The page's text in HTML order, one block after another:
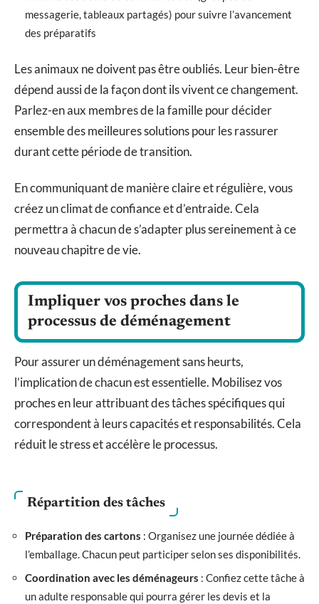
messagerie, tableaux partagés) pour suivre l’avancement
des préparatifs
Les animaux ne doivent pas être oubliés. Leur bien-être
dépend aussi de la façon dont ils vivent ce changement.
Parlez-en aux membres de la famille pour décider
ensemble des meilleures solutions pour les rassurer
durant cette période de transition.
En communiquant de manière claire et régulière, vous
créez un climat de confiance et d’entraide. Cela
permettra à chacun de s’adapter plus sereinement à ce
nouveau chapitre de vie.
Impliquer vos proches dans le
processus de déménagement
Pour assurer un déménagement sans heurts,
l’implication de chacun est essentielle. Mobilisez vos
proches en leur attribuant des tâches spécifiques qui
correspondent à leurs capacités et responsabilités. Cela
réduit le stress et accélère le processus.
Répartition des tâches
Préparation des cartons : Organisez une journée dédiée à
l’emballage. Chacun peut participer selon ses disponibilités.
Coordination avec les déménageurs : Confiez cette tâche à
un adulte responsable qui pourra gérer les devis et la